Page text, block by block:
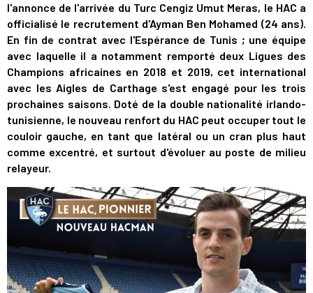
l'annonce de l'arrivée du Turc Cengiz Umut Meras, le HAC a
officialisé le recrutement d'Ayman Ben Mohamed (24 ans).
En fin de contrat avec l'Espérance de Tunis ; une équipe
avec laquelle il a notamment remporté deux Ligues des
Champions africaines en 2018 et 2019, cet international
avec les Aigles de Carthage s'est engagé pour les trois
prochaines saisons. Doté de la double nationalité irlando-
tunisienne, le nouveau renfort du HAC peut occuper tout le
couloir gauche, en tant que latéral ou un cran plus haut
comme excentré, et surtout d'évoluer au poste de milieu
relayeur.